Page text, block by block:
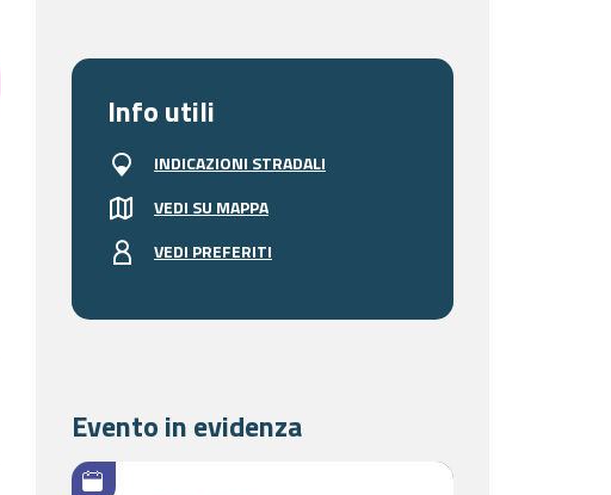
Info utili
INDICAZIONI STRADALI
VEDI SU MAPPA
VEDI PREFERITI
Evento in evidenza